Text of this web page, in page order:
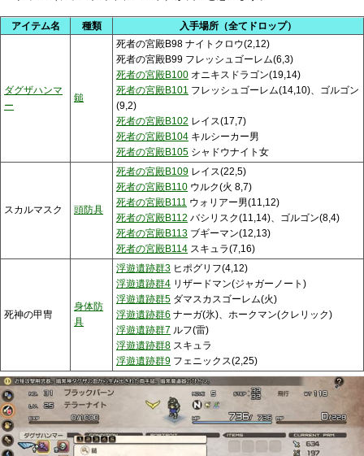
アイテム名 種類 入手場所（全てドロップ）
ダグザハンマ
ー
鎚
死者の宮殿B98 ナイトクロウ(2,12)
死者の宮殿B99 フレッシュゴーレム(6,3)
死者の宮殿B100 オニキスドラゴン(19,14)
死者の宮殿B101 フレッシュゴーレム(14,10)、ゴルゴン
(9,2)
死者の宮殿B102 レイス(17,7)
死者の宮殿B104 キルシーカー男
死者の宮殿B105 シャドウナイト女
スカルマスク 頭防具
死者の宮殿B109 レイス(22,5)
死者の宮殿B110 ウルク(火 8,7)
死者の宮殿B111 ウォリアー男(11,12)
死者の宮殿B112 バシリスク(11,14)、ゴルゴン(8,4)
死者の宮殿B113 ブギーマン(12,13)
死者の宮殿B114 スキュラ(7,16)
死神の甲冑
身体防
具
浮遊遺跡群3 ヒポグリフ(4,12)
浮遊遺跡群4 リザードマン(ジャガーノート)
浮遊遺跡群5 ダマスカスゴーレム(火)
浮遊遺跡群6 ナーガ(氷)、ホークマン(クレリック)
浮遊遺跡群7 ルフ(雷)
浮遊遺跡群8 スキュラ
浮遊遺跡群9 フェニックス(2,25)